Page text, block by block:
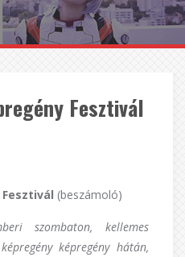
Fesztivál
(beszámoló)
szombaton, kellemes
képregény hátán,